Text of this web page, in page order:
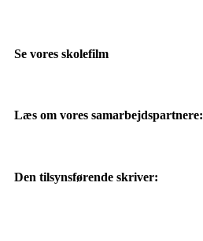
Se vores skolefilm
Læs om vores samarbejdspartnere:
Den tilsynsførende skriver: